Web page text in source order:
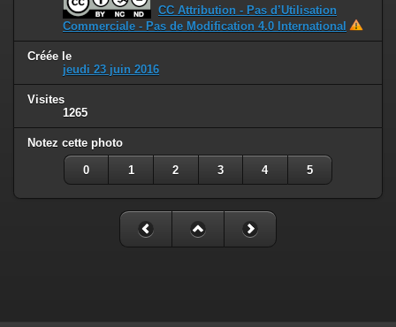
CC Attribution - Pas d’Utilisation
Commerciale - Pas de Modification 4.0 International
Créée le
jeudi 23 juin 2016
Visites
1265
Notez cette photo
0 1 2 3 4 5